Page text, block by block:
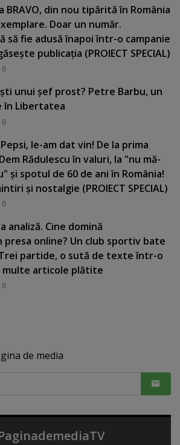
BRAVO, din nou tipărită în România
Doar un număr.
să fie adusă înapoi într-o campanie
publicaţia (PROIECT SPECIAL)
0
unui şef prost? Petre Barbu, un
Libertatea
0
le-am dat vin! De la prima
Rădulescu în valuri, la "nu mă-
şi spotul de 60 de ani în România!
şi nostalgie (PROIECT SPECIAL)
0
analiză. Cine domină
online? Un club sportiv bate
partide, o sută de texte într-o
multe articole plătite
0
de media